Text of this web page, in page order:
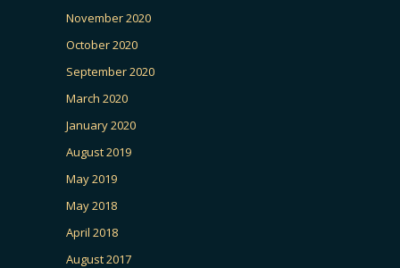
November 2020
October 2020
September 2020
March 2020
January 2020
August 2019
May 2019
May 2018
April 2018
August 2017